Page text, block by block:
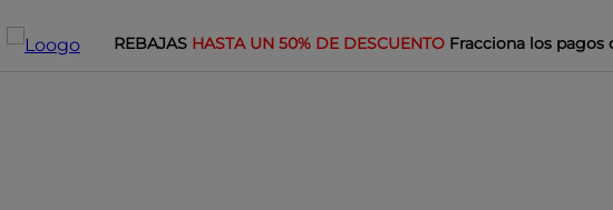
REBAJAS HASTA UN 50% DE DESCUENTO Fracciona los pagos